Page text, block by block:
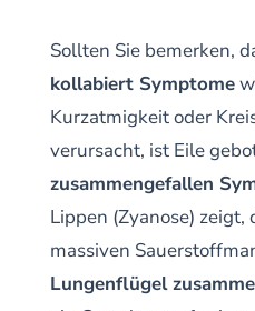
Sollten Sie bemerken,
kollabiert Symptome
Kurzatmigkeit oder
verursacht, ist Eile
zusammengefallen
Lippen (Zyanose)
massiven
Lungenflügel